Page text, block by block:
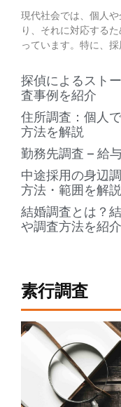
現代社会では、個人
り、それに対応する
っています。特に、
探偵によるスト
査事例を紹介
住所調査：個人
方法を解説
勤務先調査 – 給
中途採用の身辺
方法・範囲を解説
結婚調査とは？
や調査方法を紹介
素行調査